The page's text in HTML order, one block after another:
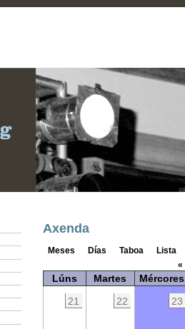
Axenda
Meses Días Taboa
Lista
«
Lúns Martes Mércores
21
22 23